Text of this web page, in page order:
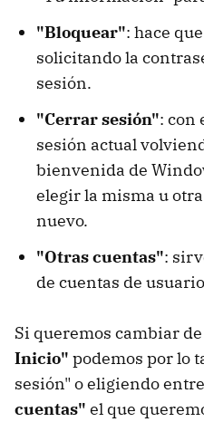
"Bloquear": hace
solicitando la
sesión.
"Cerrar sesión": con
sesión actual
bienvenida de
elegir la misma u
nuevo.
"Otras cuentas":
de cuentas de
Si queremos cambiar
Inicio" podemos por lo
sesión" o eligiendo
cuentas" el que